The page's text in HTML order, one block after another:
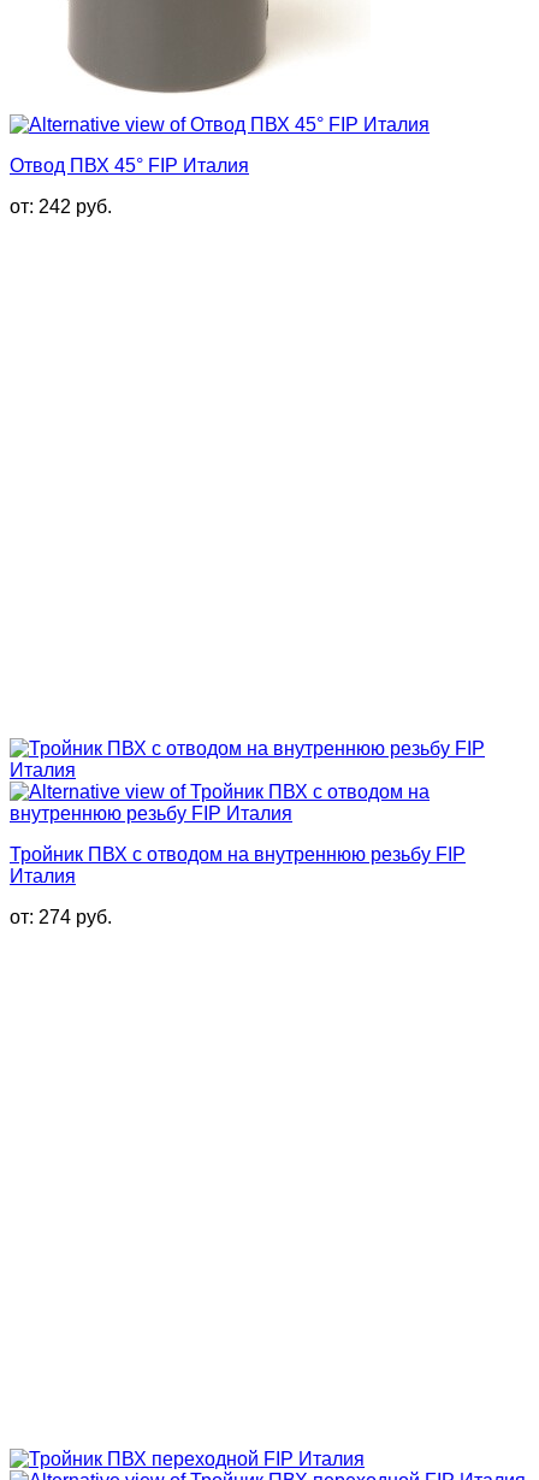
Отвод ПВХ 45° FIP Италия
от: 242 руб.
Тройник ПВХ с отводом на внутреннюю резьбу FIP
Италия
от: 274 руб.